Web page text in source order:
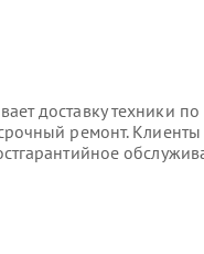
доставку техники
ремонт. Клиенты